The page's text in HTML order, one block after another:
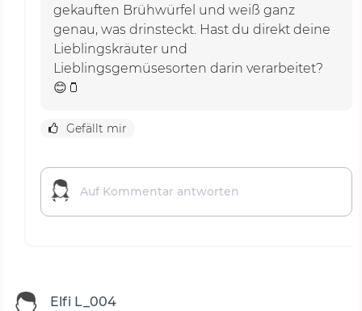
gekauften Brühwürfel und weiß ganz
genau, was drinsteckt. Hast du direkt deine
Lieblingskräuter und
Lieblingsgemüsesorten darin verarbeitet?
😊🫙
Gefällt mir
Elfi L_004